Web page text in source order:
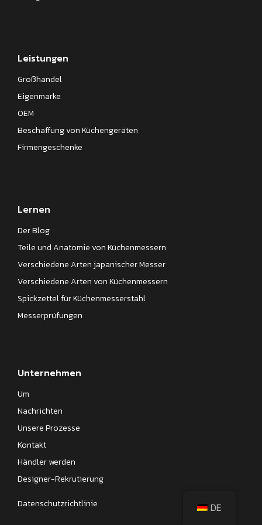
Leistungen
Großhandel
Eigenmarke
OEM
Beschaffung von Küchengeräten
Firmengeschenke
Lernen
Der Blog
Teile und Anatomie von Küchenmessern
Verschiedene Arten japanischer Messer
Verschiedene Arten von Küchenmessern
Spickzettel für Küchenmesserstahl
Messerprüfungen
Unternehmen
Um
Nachrichten
Unsere Prozesse
Kontakt
Händler werden
Designer-Rekrutierung
Datenschutzrichtlinie
DE